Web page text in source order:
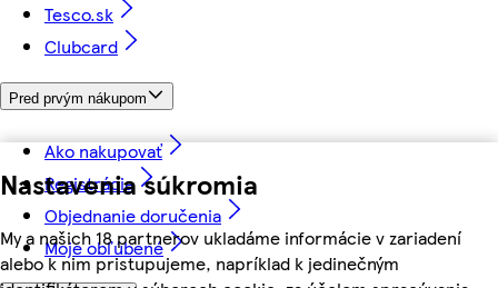
Nastavenia súkromia
My a našich 18 partnerov ukladáme informácie v zariadení
alebo k nim pristupujeme, napríklad k jedinečným
Tesco.sk
Clubcard
Pred prvým nákupom
Ako nakupovať
Registrácia
Objednanie doručenia
Moje obľúbené